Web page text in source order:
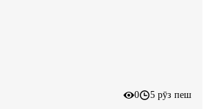
0 5 рӯз пеш